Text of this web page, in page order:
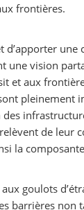
frontières.
d’apporter une
une vision
et aux
pleinement
de leur
la
goulots
barrières non